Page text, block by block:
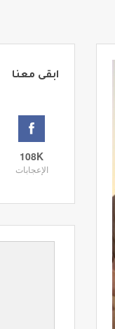
ابقى معنا
108K
الإعجابات